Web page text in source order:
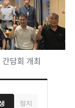
담회 개최
정지